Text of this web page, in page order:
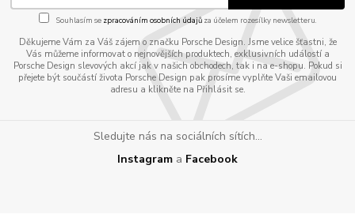
Souhlasím se zpracováním osobních údajůza účelem rozesílky newsletteru.
Děkujeme Vám za Váš zájem o značku Porsche Design. Jsme velice šťastni, že
Vás můžeme informovat o nejnovějších produktech, exklusivních událostí a
Porsche Design slevových akcí jak v našich obchodech, tak i na e-shopu. Pokud si
přejete být součástí života Porsche Design pak prosíme vyplňte Vaši emailovou
adresu a klikněte na Přihlásit se.
Sledujte nás na sociálních sítích...
Instagram a Facebook